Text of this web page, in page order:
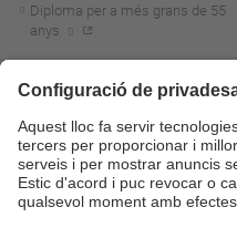
Diploma per a més grans de 55
anys
Actualitat R+D+I
La recerca a la UPC
La transferència, l'emprenedoria i
la innovació a la UPC
Foment i suport a la recerca